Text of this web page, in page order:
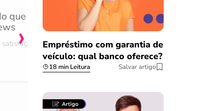
que
Achei muito rápido,
burocracia
Comentário retirado da nossa
08/03/2023
›
Empréstimo com garantia de
veículo: qual banco oferece?
18 min Leitura Salvar artigo